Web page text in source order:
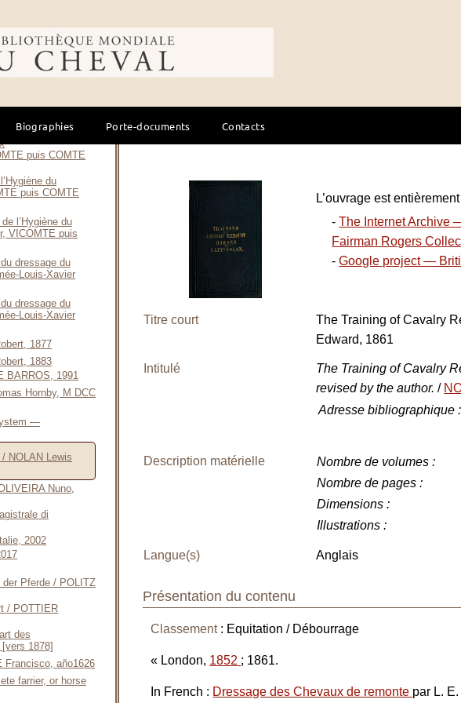
du cheval
Biographies Porte-documents Contacts
Alfonso, 1621
/ MAESTRE DE
M. F., 1932
M., 1991
puis COMTE
du
puis COMTE
l’Hygiène du
VICOMTE puis
dressage du
Louis-Xavier
dressage du
Louis-Xavier
1877
1883
BARROS, 1991
Hornby, M DCC
—
NOLAN Lewis
Nuno,
di
2002
Pferde / POLITZ
/ POTTIER
des
1878]
Francisco, año1626
farrier, or horse
L’ouvrage est
-The Internet Archive
Fairman Rogers
-Google project —
Titre court
The Training of Cavalry
Edward, 1861
Intitulé
The Training of Cavalry
revised by the author./
Adresse bibliographique :
Description matérielle Nombre de volumes :
Nombre de pages :
Dimensions :
Illustrations :
Langue(s) Anglais
Présentation du contenu
Classement: Equitation / Débourrage
« London, 1852 ; 1861.
In French : Dressage des Chevaux de remonte par L.